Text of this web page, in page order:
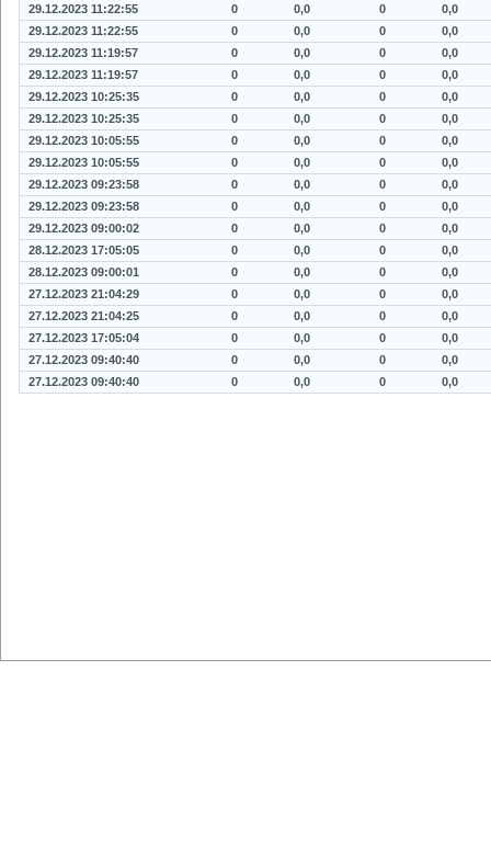
29.12.2023 11:22:55
0 0,0 0
0,0
29.12.2023 11:22:55
0 0,0 0
0,0
29.12.2023 11:19:57
0 0,0 0
0,0
29.12.2023 11:19:57
0 0,0 0
0,0
29.12.2023 10:25:35
0 0,0 0
0,0
29.12.2023 10:25:35
0 0,0 0
0,0
29.12.2023 10:05:55
0 0,0 0
0,0
29.12.2023 10:05:55
0 0,0 0
0,0
29.12.2023 09:23:58
0 0,0 0
0,0
29.12.2023 09:23:58
0 0,0 0
0,0
29.12.2023 09:00:02
0 0,0 0
0,0
28.12.2023 17:05:05
0 0,0 0
0,0
28.12.2023 09:00:01
0 0,0 0
0,0
27.12.2023 21:04:29
0 0,0 0
0,0
27.12.2023 21:04:25
0 0,0 0
0,0
27.12.2023 17:05:04
0 0,0 0
0,0
27.12.2023 09:40:40
0 0,0 0
0,0
27.12.2023 09:40:40
0 0,0 0 0,0